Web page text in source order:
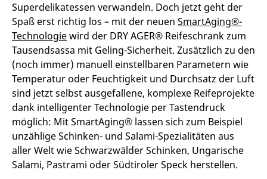
Superdelikatessen verwandeln. Doch jetzt geht der
Spaß erst richtig los – mit der neuen SmartAging®-
Technologiewird der DRY AGER® Reifeschrank zum
Tausendsassa mit Geling-Sicherheit. Zusätzlich zu den
(noch immer) manuell einstellbaren Parametern wie
Temperatur oder Feuchtigkeit und Durchsatz der Luft
sind jetzt selbst ausgefallene, komplexe Reifeprojekte
dank intelligenter Technologie per Tastendruck
möglich: Mit SmartAging® lassen sich zum Beispiel
unzählige Schinken- und Salami-Spezialitäten aus
aller Welt wie Schwarzwälder Schinken, Ungarische
Salami, Pastrami oder Südtiroler Speck herstellen.